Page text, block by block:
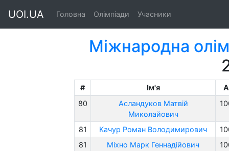
UOI.UA Головна Олімпіади Учасники
Міжнародна
# Ім'я
A
80
Асландуков Матвій
Миколайович
81 Качур Роман Володимирович
81
Міхно Марк Геннадійович